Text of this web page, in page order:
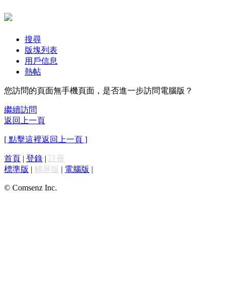
搜尋
版塊列表
用戶信息
熱帖
您訪問的頁面無手機頁面，是否進一步訪問電腦版？
繼續訪問
返回上一頁
[ 點擊這裡返回上一頁 ]
首頁 | 登錄 | 註冊
標準版 | 觸屏版 | 電腦版 |
© Comsenz Inc.